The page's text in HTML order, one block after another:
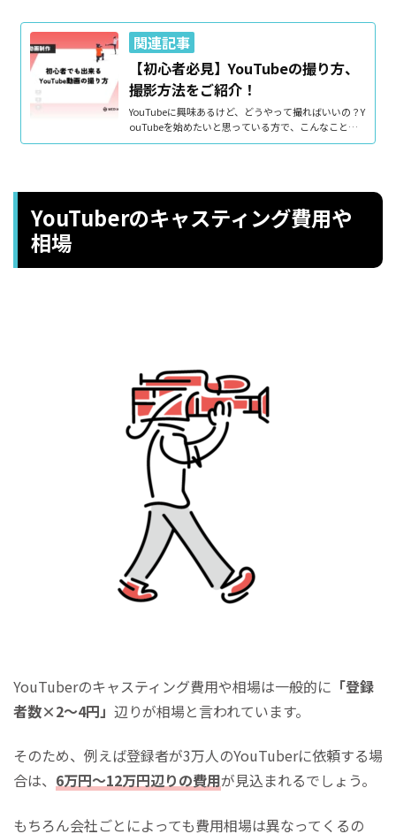
【初心者必見】YouTubeの撮り方、
撮影方法をご紹介！
YouTubeに興味あるけど、どうやって撮ればいいの？Y
ouTubeを始めたいと思っている方で、こんなことを
考える方も多いのではないでしょうか。実はYouTube
uTubeの撮り方、撮影方法についてご紹介します。Yo
uTubeの撮影に必要なもの初めてYouTubeを撮影する
YouTuberのキャスティング費用や
相場
YouTuberのキャスティング費用や相場は一般的に 「登録
者数×2～4円」 辺りが相場と言われています。
そのため、例えば登録者が3万人のYouTuberに依頼する場
合は、 6万円～12万円辺りの費用が見込まれるでしょう。
もちろん会社ごとによっても費用相場は異なってくるの